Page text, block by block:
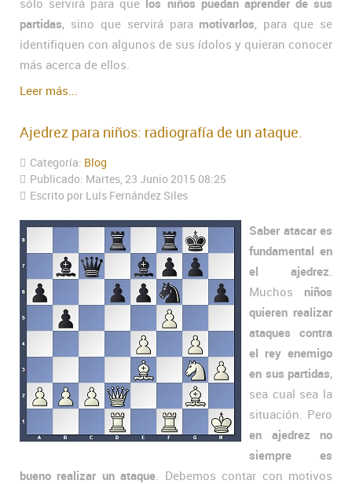
partidas, sino que servirá para motivarlos, para que se
identifiquen con algunos de sus ídolos y quieran conocer
más acerca de ellos.
Leer más...
Ajedrez para niños: radiografía de un ataque.
Categoría: Blog
Publicado: Martes, 23 Junio 2015 08:25
Escrito por Luís Fernández Siles
Saber atacar es
fundamental en
el ajedrez
Muchos niños
quieren realizar
ataques contra
el rey enemigo
en sus partidas,
sea cual sea la
situación. Pero
en ajedrez no
siempre es
bueno realizar un ataque . Debemos contar con motivos